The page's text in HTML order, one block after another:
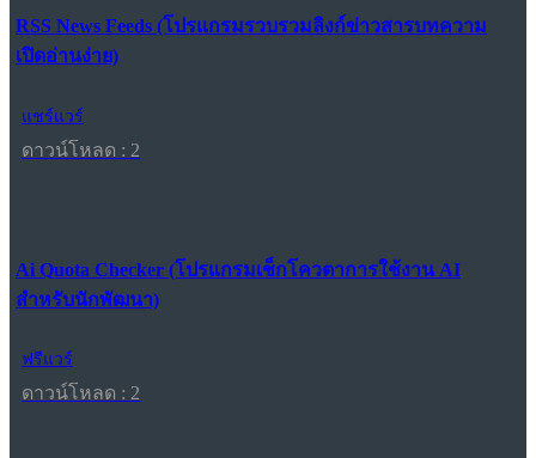
RSS News Feeds (โปรแกรมรวบรวมลิงก์ข่าวสารบทความ
เปิดอ่านง่าย)
แชร์แวร์
ดาวน์โหลด : 2
Ai Quota Checker (โปรแกรมเช็กโควตาการใช้งาน AI
สำหรับนักพัฒนา)
ฟรีแวร์
ดาวน์โหลด : 2